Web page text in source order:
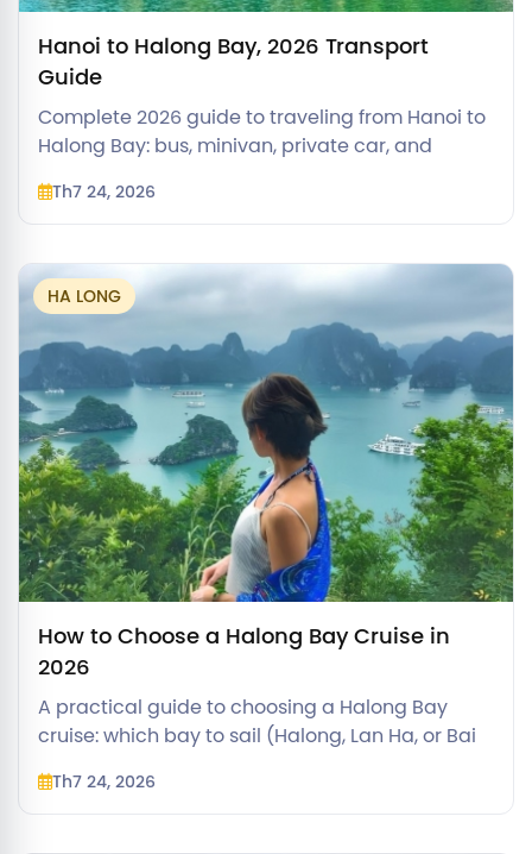
Hanoi to Halong Bay, 2026 Transport
Guide
Complete 2026 guide to traveling from Hanoi to
Halong Bay: bus, minivan, private car, and
port to use.
Th7 24, 2026
HA LONG
How to Choose a Halong Bay Cruise in
2026
A practical guide to choosing a Halong Bay
cruise: which bay to sail (Halong, Lan Ha, or Bai
your budget, and when to go.
Th7 24, 2026